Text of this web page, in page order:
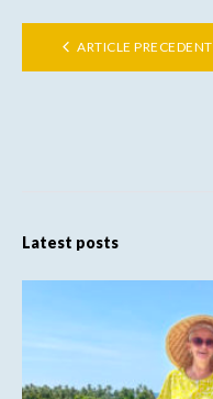
ARTICLE PRECEDENT
Latest posts